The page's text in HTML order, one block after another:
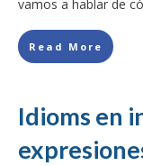
vamos a hablar de
Read More
Idioms en